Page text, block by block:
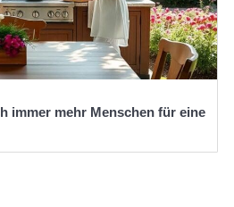
immer mehr Menschen für eine